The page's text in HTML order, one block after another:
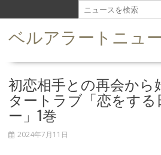
k
ベルアラートニュ
初恋相手との再会から
タートラブ「恋をす
ー」1巻
2024年7月11日